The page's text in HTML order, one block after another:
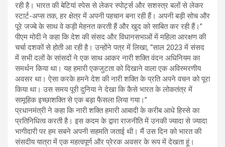
रही है। भारत की बेटियां स्पेस से लेकर स्पोर्ट्स और सशस्त्र बलों से लेकर
स्टार्ट-अप्स तक, हर क्षेत्र में अपनी पहचान बना रही हैं। अपनी बड़ी सोच और
पूरे जज्बे के साथ वे कड़ी मेहनत करती हैं और खुद को साबित कर रही हैं।”
पीएम मोदी ने कहा कि देश की संसद और विधानसभाओं में महिला आरक्षण की
चर्चा दशकों से होती आ रही है। उन्होंने पत्र में लिखा, “साल 2023 में संसद
में सभी दलों के सांसदों ने एक साथ आकर नारी शक्ति वंदन अधिनियम का
समर्थन किया था। यह हमारी एकजुटता को दिखाने वाला एक अविस्मरणीय
अवसर था। ऐसा करके हमने देश की नारी शक्ति के प्रति अपने वचन को पूरा
किया था। उस समय पूरी दुनिया ने देखा कि कैसे भारत के लोकतंत्र में
सामूहिक इच्छाशक्ति से एक बड़ा फैसला लिया गया।”
प्रधानमंत्री ने कहा कि नारी शक्ति हमारी आबादी के करीब आधे हिस्से का
प्रतिनिधित्व करती है। इस कदम के द्वारा राजनीति में उनकी ज्यादा से ज्यादा
भागीदारी पर हम सबने अपनी सहमति जताई थी। मैं उस दिन को भारत की
संसदीय यात्रा में एक महत्वपूर्ण और प्रेरक अवसर के रूप में देखता हूं।